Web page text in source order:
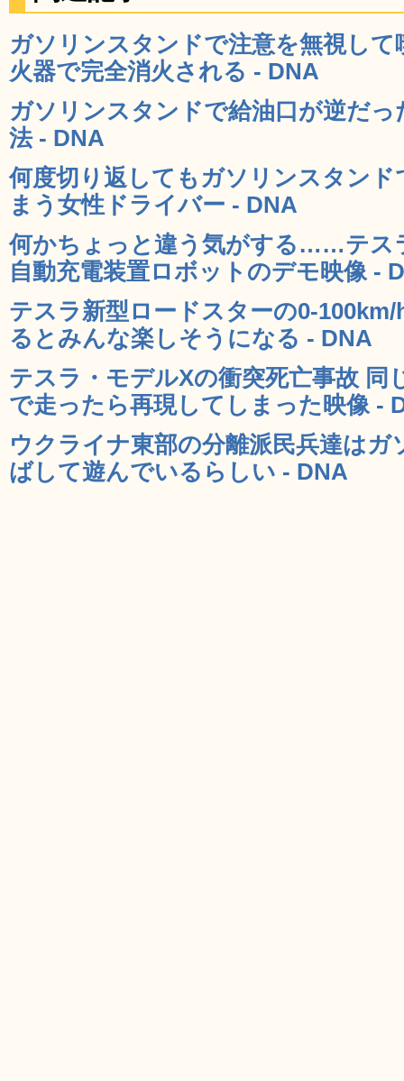
ガソリンスタンドで注意を無視し
火器で完全消火される - DNA
ガソリンスタンドで給油口が逆だ
法 - DNA
何度切り返してもガソリンスタン
まう女性ドライバー - DNA
何かちょっと違う気がする……テス
自動充電装置ロボットのデモ映像 -
テスラ新型ロードスターの0-
るとみんな楽しそうになる - DNA
テスラ・モデルXの衝突死亡事故 同
で走ったら再現してしまった映像 -
ウクライナ東部の分離派民兵達は
ばして遊んでいるらしい - DNA